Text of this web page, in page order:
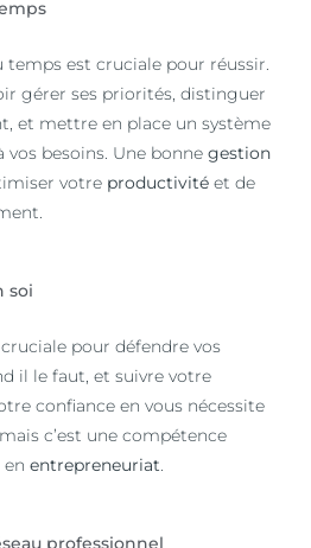
temps est cruciale pour réussir.
gérer ses priorités, distinguer
et mettre en place un système
vos besoins. Une bonne gestion
votre productivité et de
soi
pour défendre vos
il le faut, et suivre votre
confiance en vous nécessite
c’est une compétence
entrepreneuriat.
professionnel